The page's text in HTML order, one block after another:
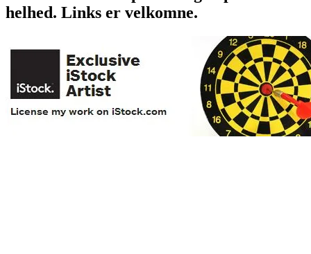
helhed. Links er velkomne.